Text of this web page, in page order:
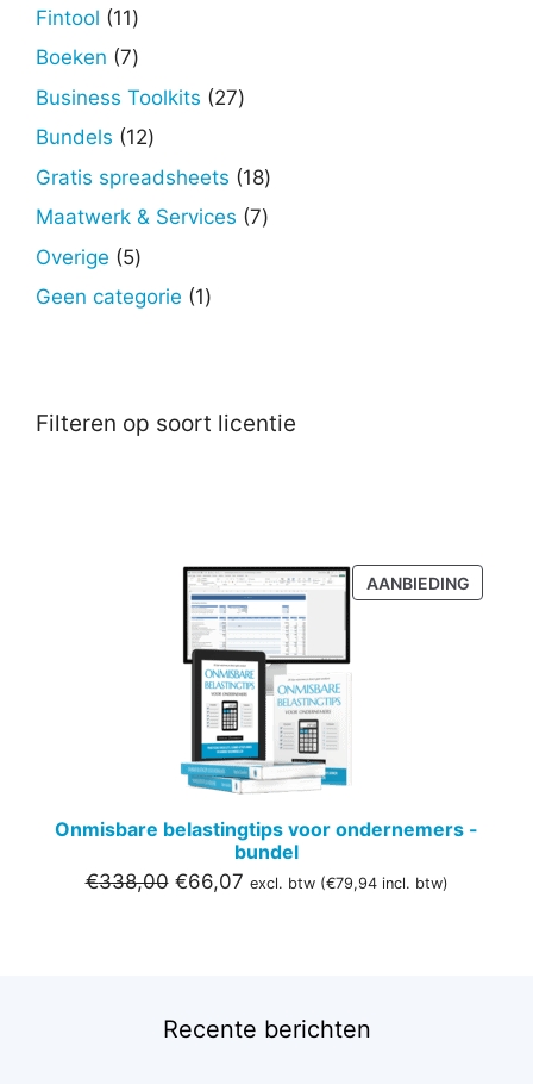
Fintool 1111
producten
Boeken 77
producten
Business Toolkits 2727
Bundels 1212
producten
Gratis spreadsheets 1818
producten
Maatwerk & Services 77
Overige 55
producten
Geen categorie 11
Filteren op soort licentie
AANBIEDING
IN
Onmisbare belastingtips voor ondernemers -
bundel
€338,00 Oorspronkelijke
€66,07Huidige
excl. btw (€79,94incl. btw)
Recente berichten